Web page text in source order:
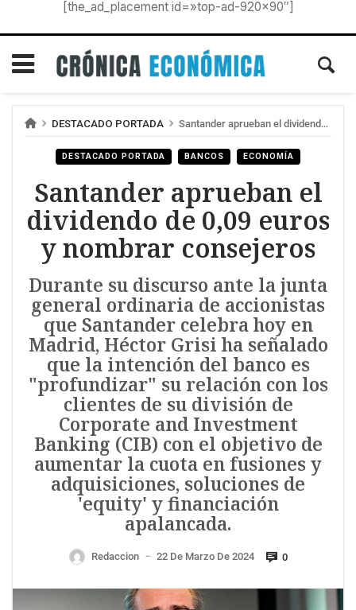
[the_ad_placement id=»top-ad-920×90″]
DESTACADO PORTADA Santander aprueban el dividendo de 0,09 euros y nombrar consejeros
DESTACADO PORTADA BANCOS ECONOMÍA
Santander aprueban el
dividendo de 0,09 euros
y nombrar consejeros
Durante su discurso ante la junta
general ordinaria de accionistas
que Santander celebra hoy en
Madrid, Héctor Grisi ha señalado
que la intención del banco es
"profundizar" su relación con los
clientes de su división de
Corporate and Investment
Banking (CIB) con el objetivo de
aumentar la cuota en fusiones y
adquisiciones, soluciones de
'equity' y financiación
apalancada.
Redaccion — 22 De Marzo De 2024 0